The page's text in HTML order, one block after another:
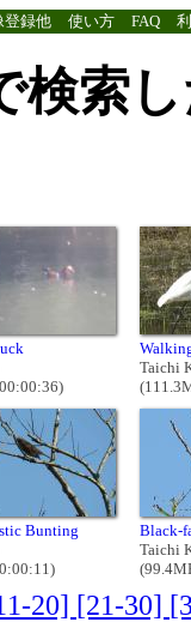
登録他 使い方 FAQ
検索
Taichi
Bunting
Black-
Taichi
20] [21-30]